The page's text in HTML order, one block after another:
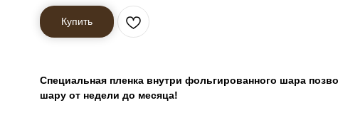
Купить
Специальная пленка внутри фольгированного шара
шару от недели до месяца!